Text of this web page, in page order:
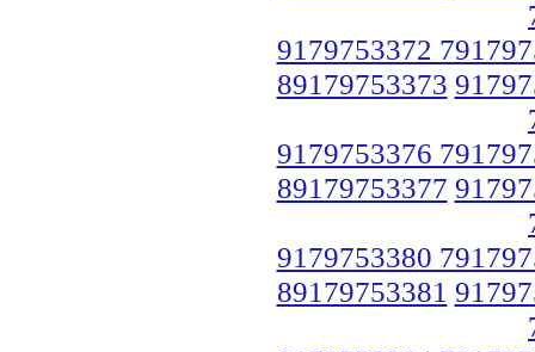
9179753372
89179753373
9179753376
89179753377
9179753380
89179753381